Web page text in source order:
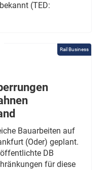
(TED:
Rail Business
Bauarbeiten auf
(Oder) geplant.
DB
für diese